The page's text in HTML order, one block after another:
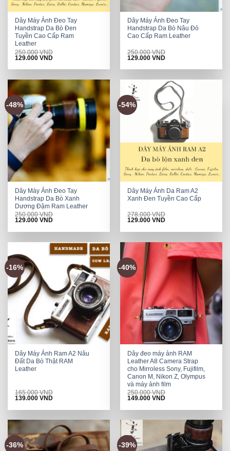
Dây Máy Ảnh Đeo Tay
Handstrap Da Bò Đen
Tuyền Cao Cấp Ram
Leather
250.000VND
Original
was:
129.000VNDCurrent
is:
Dây Máy Ảnh Đeo Tay
Handstrap Da Bò Nâu Đỏ
Cao Cấp Ram Leather
250.000VND
Original
was:
129.000VNDCurrent
is:
-48%
Dây Máy Ảnh Đeo Tay
Handstrap Da Bò Xanh
Dương Đậm Ram Leather
250.000VND
Original
was:
129.000VNDCurrent
is:
-54%
Dây Máy Ảnh Da Ram A2
Xanh Đen Tuyền Cao Cấp
278.000VND
Original
was:
129.000VNDCurrent
is:
-16%
Dây Máy Ảnh Ram A2 Nâu
Đất Da Bò Thật RAM
Leather
165.000VND
Original
was:
139.000VNDCurrent
is:
-40%
Dây đeo máy ảnh RAM
Leather A8 Camera Strap
cho Mirroless Sony, Fujifilm,
Canon M, Nikon Z, Olympus
và máy ảnh film
250.000VND
Original
was:
149.000VNDCurrent
is:
-36% -39%